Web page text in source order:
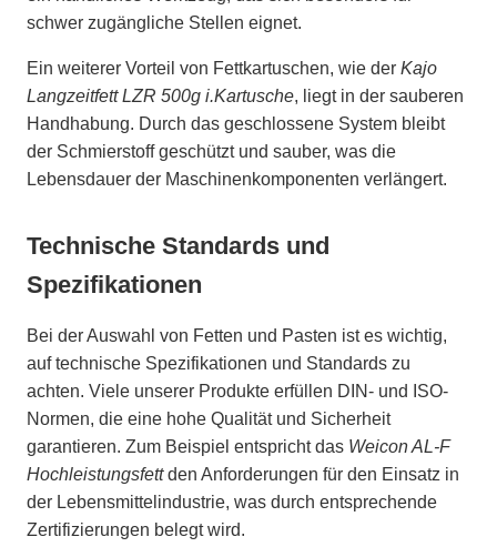
schwer zugängliche Stellen eignet.
Ein weiterer Vorteil von Fettkartuschen, wie der Kajo
Langzeitfett LZR 500g i.Kartusche, liegt in der sauberen
Handhabung. Durch das geschlossene System bleibt
der Schmierstoff geschützt und sauber, was die
Lebensdauer der Maschinenkomponenten verlängert.
Technische Standards und
Spezifikationen
Bei der Auswahl von Fetten und Pasten ist es wichtig,
auf technische Spezifikationen und Standards zu
achten. Viele unserer Produkte erfüllen DIN- und ISO-
Normen, die eine hohe Qualität und Sicherheit
garantieren. Zum Beispiel entspricht das Weicon AL-F
Hochleistungsfettden Anforderungen für den Einsatz in
der Lebensmittelindustrie, was durch entsprechende
Zertifizierungen belegt wird.